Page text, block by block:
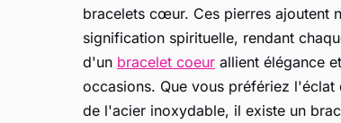
bracelets cœur. Ces pierres ajoutent
signification spirituelle, rendant
d'un bracelet coeur allient élégance
occasions. Que vous préfériez
de l'acier inoxydable, il existe un